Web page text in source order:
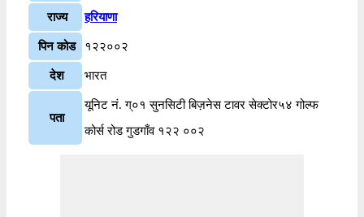
राज्य हरियाणा
पिन कोड १२२००२
देश भारत
पता
यूनिट नं. ग्०१ सुनसिटी बिज़नेस टावर सेक्टोर५४ गोल्फ
कोर्स रोड गुडगाँव १२२ ००२